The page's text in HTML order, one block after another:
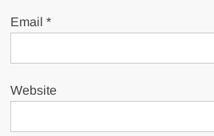
Email*
Website